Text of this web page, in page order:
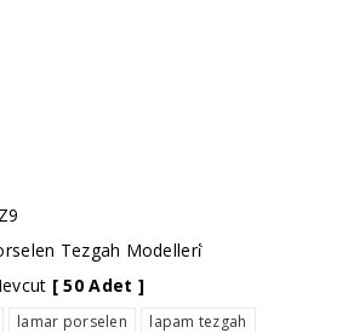
Tezgah Modelleri̇̇
[ 50 Adet ]
lamar porselen
lapam tezgah